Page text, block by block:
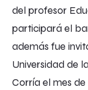
del profesor
participará el
además fue
Universidad de
Corría el mes